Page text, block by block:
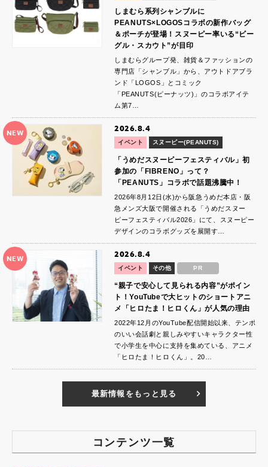
しまむら系列シャンブルに
PEANUTS×LOGOSコラボの新作バッグ
＆ポーチが登場！スヌーピー率いる“ビー
グル・スカウト”が目印
しまむらグループ発、雑貨＆ファッションの
専門店「シャンブル」から、アウトドアブラ
ンド「LOGOS」とコミック
「PEANUTS(ピーナッツ)」のコラボアイテ
ム第7…
NEW 2026.8.4
イベント スヌーピー(PEANUTS)
「うめだスヌーピーフェスティバル」初
参加の「FIBRENO」って？
「PEANUTS」コラボで話題沸騰中！
2026年8月12日(水)から阪急うめだ本店・阪
急メンズ大阪で開催される「うめだスヌー
ピーフェスティバル2026」にて、スヌーピー
デザインのコラボグッズを展開す…
NEW 2026.8.4
イベント その他 PR
“親子で安心して見られる内容”がポイン
ト！YouTubeで大ヒットのショートアニ
メ「ヒロたま！ヒロくん」が人気の理由
2022年12月のYouTube配信開始以来、テンポ
のいい会話劇と親しみやすいキャラクター性
で小学生を中心に支持を集めている、アニメ
「ヒロたま！ヒロくん」。20…
最新情報をもっと見る
コンテンツ一覧